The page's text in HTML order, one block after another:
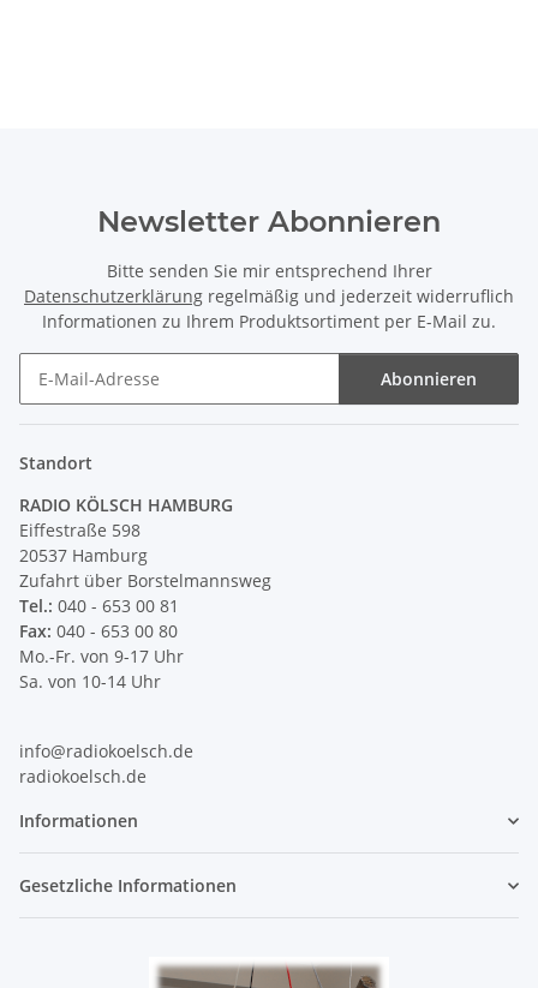
Newsletter Abonnieren
Bitte senden Sie mir entsprechend Ihrer
Datenschutzerklärung regelmäßig und jederzeit widerruflich
Informationen zu Ihrem Produktsortiment per E-Mail zu.
Abonnieren
Standort
RADIO KÖLSCH HAMBURG
Eiffestraße 598
20537 Hamburg
Zufahrt über Borstelmannsweg
Tel.: 040 - 653 00 81
Fax: 040 - 653 00 80
Mo.-Fr. von 9-17 Uhr
Sa. von 10-14 Uhr
info@radiokoelsch.de
radiokoelsch.de
Informationen
Gesetzliche Informationen